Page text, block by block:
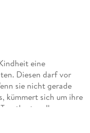
eine
Diesen darf vor
sie nicht gerade
kümmert sich um ihre
Ihr